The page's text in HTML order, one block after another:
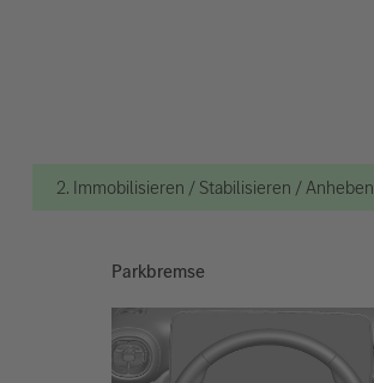
2. Immobilisieren / Stabilisieren / Anheben
Parkbremse